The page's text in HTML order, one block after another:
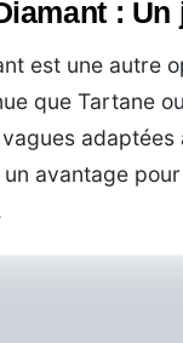
:
est une autre
que Tartane
avantage